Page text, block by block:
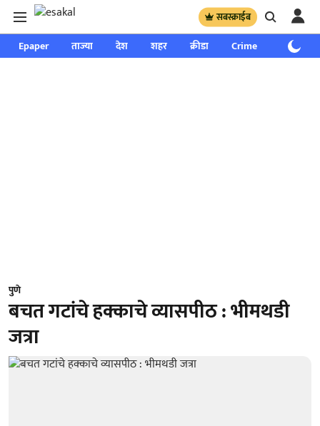
सबस्क्राईब
Epaper ताज्या देश शहर क्रीडा Crime साप्ताहिक
पुणे
बचत गटांचे हक्काचे व्यासपीठ : भीमथडी
जत्रा